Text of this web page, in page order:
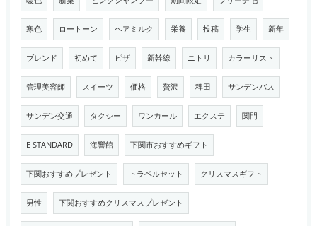
寒色 ロートーン ヘアミルク 栄養 投稿 学生 新年
ブレンド 初めて ピザ 新幹線 ニトリ カラーリスト
管理美容師 スイーツ 価格 贅沢 稗田 サンデンバス
サンデン交通 タクシー ワンカール エクステ 関門
E STANDARD 海響館 下関市おすすめギフト
下関おすすめプレゼント トラベルセット クリスマスギフト
男性 下関おすすめクリスマスプレゼント